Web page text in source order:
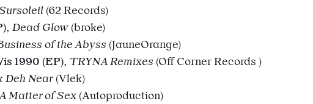
(62 Records)
, Dead Glow (broke)
of the Abyss (JauneOrange)
1990 (EP), TRYNA Remixes (Off Corner Records )
Deh Near(Vlek)
A Matter of Sex (Autoproduction)